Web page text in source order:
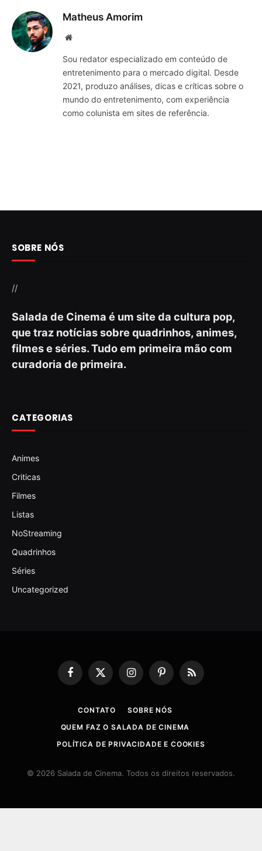
Matheus Amorim
Website
Sou redator especializado em conteúdo de
entretenimento para o mercado digital. Desde
2021, produzo análises, dicas e críticas sobre o
mundo do entretenimento, com experiência
como colunista em sites de referência.
SOBRE NÓS
//
Salada de Cinema é um site da cultura pop,
que traz notícias sobre quadrinhos, animes,
filmes e séries. Tudo em primeira mão com
curadoria de primeira.
CATEGORIAS
Animes
Criticas
Filmes
Listas
NoStreaming
Quadrinhos
Séries
Uncategorized
Facebook
X
(Twitter)
InstagramPinterestRSS
CONTATO
SOBRE NÓS
QUEM FAZ O SALADA DE CINEMA
POLÍTICA DE PRIVACIDADE E COOKIES
© 2026 Salada de Cinema. Todos os direitos reservados.